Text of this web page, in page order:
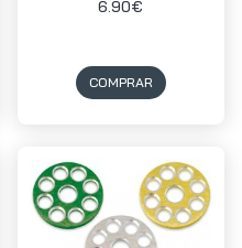
6.90€
COMPRAR